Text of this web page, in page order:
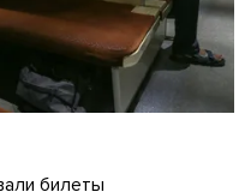
билеты